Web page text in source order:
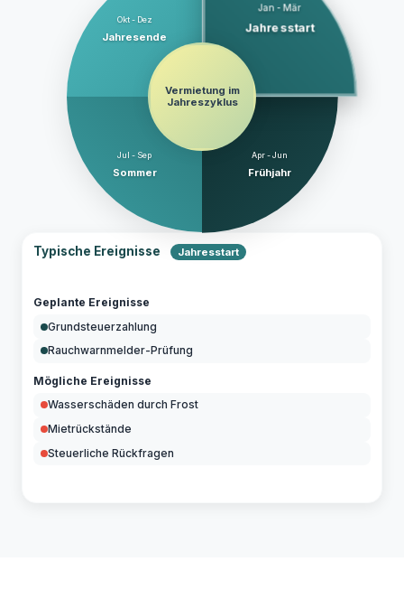
Vermietung im
Jahreszyklus
Jan - Mär
Jahresstart
Apr - Jun
Frühjahr
Jul - Sep
Sommer
Okt - Dez
Jahresende
Typische Ereignisse Jahresstart
Geplante Ereignisse
Grundsteuerzahlung
Rauchwarnmelder-Prüfung
Mögliche Ereignisse
Wasserschäden durch Frost
Mietrückstände
Steuerliche Rückfragen